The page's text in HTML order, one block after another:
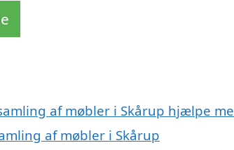
af møbler i Skårup hjælpe
af møbler i Skårup